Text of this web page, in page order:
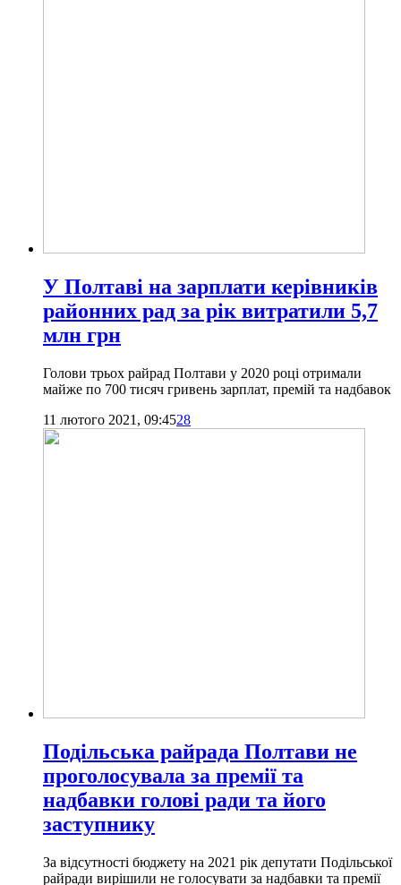
У Полтаві на зарплати керівників
районних рад за рік витратили 5,7
млн грн
Голови трьох райрад Полтави у 2020 році отримали
майже по 700 тисяч гривень зарплат, премій та надбавок
11 лютого 2021, 09:4528
Подільська райрада Полтави не
проголосувала за премії та
надбавки голові ради та його
заступнику
За відсутності бюджету на 2021 рік депутати Подільської
райради вирішили не голосувати за надбавки та премії